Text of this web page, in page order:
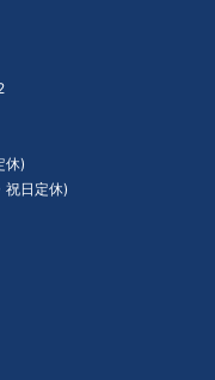
休)
祝日定休)